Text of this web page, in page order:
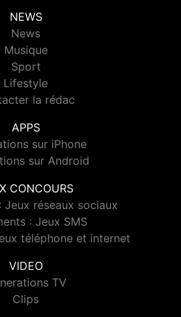
NEWS
News
Musique
Sport
Lifestyle
la rédac
APPS
sur iPhone
sur Android
CONCOURS
Jeux réseaux sociaux
: Jeux SMS
téléphone et internet
VIDEO
TV
Clips